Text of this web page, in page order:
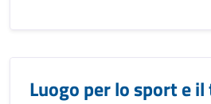
Luogo per lo sport e